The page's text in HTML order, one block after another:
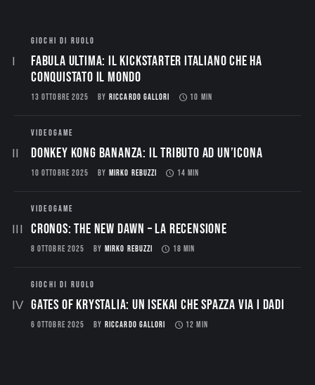
GIOCHI DI RUOLO
Fabula Ultima: il Kickstarter italiano che ha
conquistato il mondo
13 OTTOBRE 2025 BY RICCARDO GALLORI 10 MIN
VIDEOGAME
Donkey Kong Bananza: Il Tributo ad un’Icona
10 OTTOBRE 2025 BY MIRKO REBUZZI 14 MIN
VIDEOGAME
CRONOS: THE NEW DAWN – La Recensione
8 OTTOBRE 2025 BY MIRKO REBUZZI 18 MIN
GIOCHI DI RUOLO
Gates of Krystalia: Un Isekai che spazza via i dadi
6 OTTOBRE 2025 BY RICCARDO GALLORI 12 MIN